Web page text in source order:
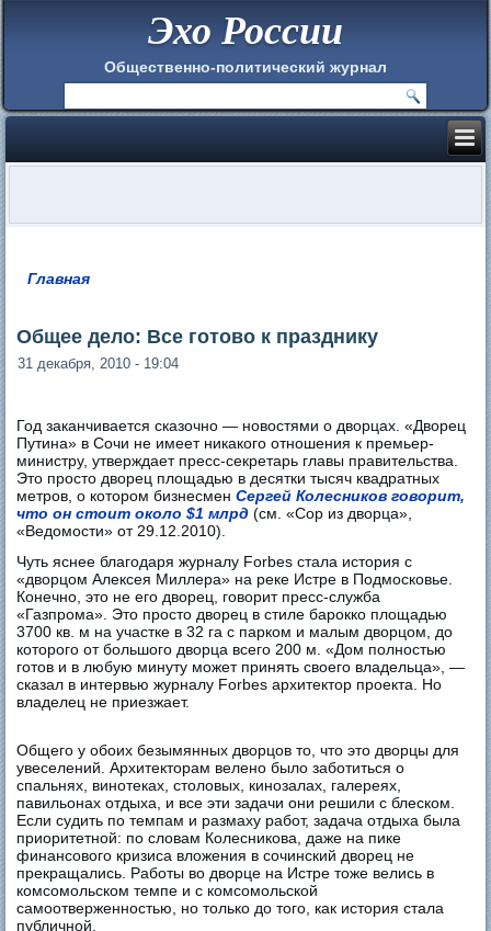
Эхо России
Общественно-политический журнал
Главная
Общее дело: Все готово к празднику
31 декабря, 2010 - 19:04
Год заканчивается сказочно — новостями о дворцах. «Дворец
Путина» в Сочи не имеет никакого отношения к премьер-
министру, утверждает пресс-секретарь главы правительства.
Это просто дворец площадью в десятки тысяч квадратных
метров, о котором бизнесменСергей Колесников говорит,
что он стоит около $1 млрд (см. «Сор из дворца»,
«Ведомости» от 29.12.2010).
Чуть яснее благодаря журналу Forbes стала история с
«дворцом Алексея Миллера» на реке Истре в Подмосковье.
Конечно, это не его дворец, говорит пресс-служба
«Газпрома». Это просто дворец в стиле барокко площадью
3700 кв. м на участке в 32 га с парком и малым дворцом, до
которого от большого дворца всего 200 м. «Дом полностью
готов и в любую минуту может принять своего владельца», —
сказал в интервью журналу Forbes архитектор проекта. Но
владелец не приезжает.
Общего у обоих безымянных дворцов то, что это дворцы для
увеселений. Архитекторам велено было заботиться о
спальнях, винотеках, столовых, кинозалах, галереях,
павильонах отдыха, и все эти задачи они решили с блеском.
Если судить по темпам и размаху работ, задача отдыха была
приоритетной: по словам Колесникова, даже на пике
финансового кризиса вложения в сочинский дворец не
прекращались. Работы во дворце на Истре тоже велись в
комсомольском темпе и с комсомольской
самоотверженностью, но только до того, как история стала
публичной.